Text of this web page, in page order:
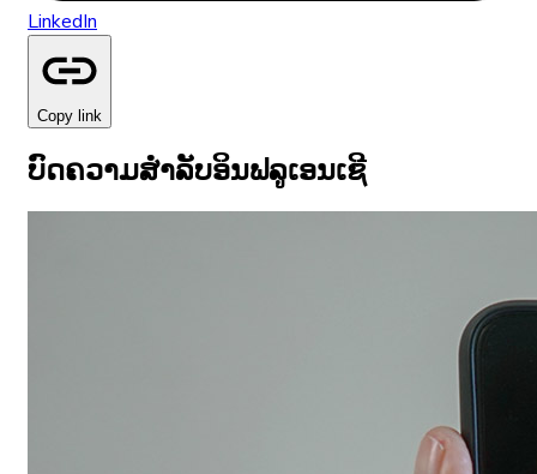
LinkedIn
Copy link
ບົດຄວາມສຳລັບອິນຟລູເອນເຊີ